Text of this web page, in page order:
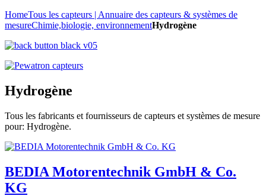
HomeTous les capteurs | Annuaire des capteurs & systèmes de
mesureChimie,biologie, environnementHydrogène
Hydrogène
Tous les fabricants et fournisseurs de capteurs et systèmes de mesure
pour: Hydrogène.
BEDIA Motorentechnik GmbH & Co.
KG